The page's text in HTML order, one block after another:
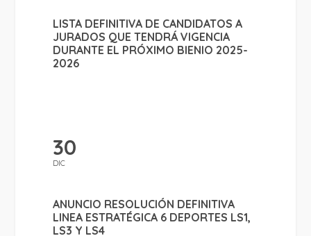
LISTA DEFINITIVA DE CANDIDATOS A
JURADOS QUE TENDRÁ VIGENCIA
DURANTE EL PRÓXIMO BIENIO 2025-
2026
30
DIC
ANUNCIO RESOLUCIÓN DEFINITIVA
LINEA ESTRATÉGICA 6 DEPORTES LS1,
LS3 Y LS4